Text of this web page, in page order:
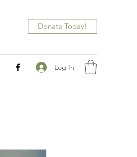
Donate Today!
Log In